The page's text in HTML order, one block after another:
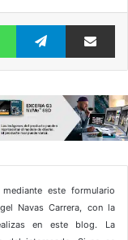
WhatsAppTelegram
este formulario
Navas Carrera, con la
en este blog. La